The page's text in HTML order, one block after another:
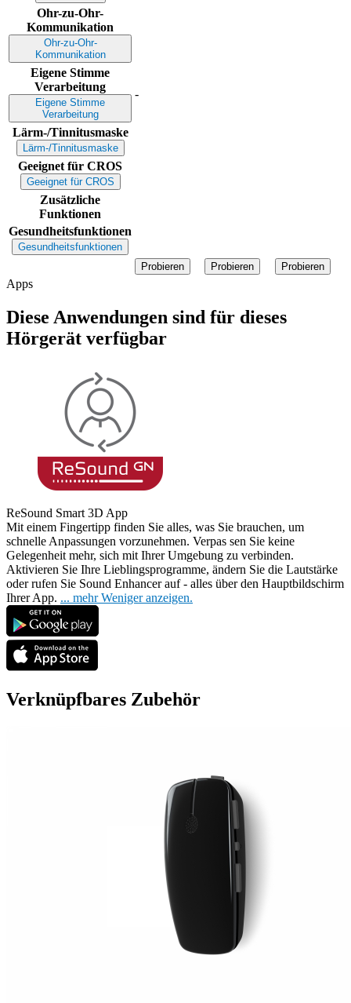
Ohr-zu-Ohr-
Kommunikation
Ohr-zu-Ohr-
Kommunikation
Eigene Stimme
Verarbeitung
Eigene Stimme
Verarbeitung
-
Lärm-/Tinnitusmaske
Lärm-/Tinnitusmaske
Geeignet für CROS
Geeignet für CROS
Zusätzliche
Funktionen
Gesundheitsfunktionen
Gesundheitsfunktionen
Probieren
Probieren Probieren
Apps
Diese Anwendungen sind für dieses
Hörgerät verfügbar
ReSound Smart 3D App
Mit einem Fingertipp finden Sie alles, was Sie brauchen, um
schnelle Anpassungen vorzunehmen. Verpas sen Sie keine
Gelegenheit mehr, sich mit Ihrer Umgebung zu verbinden.
Aktivieren Sie Ihre Lieblingsprogramme, ändern Sie die Lautstärke
oder rufen Sie Sound Enhancer auf - alles über den Hauptbildschirm
Ihrer App. ... mehr Weniger anzeigen.
Verknüpfbares Zubehör